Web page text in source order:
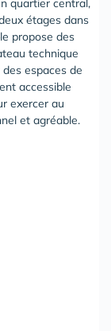
quartier central,
étages dans
propose des
technique
espaces de
accessible
exercer au
et agréable.